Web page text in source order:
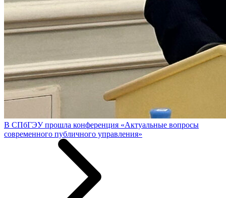
В СПбГЭУ прошла конференция «Актуальные вопросы
современного публичного управления»